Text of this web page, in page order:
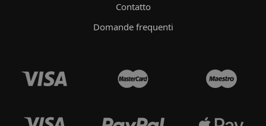
Contatto
Domande frequenti